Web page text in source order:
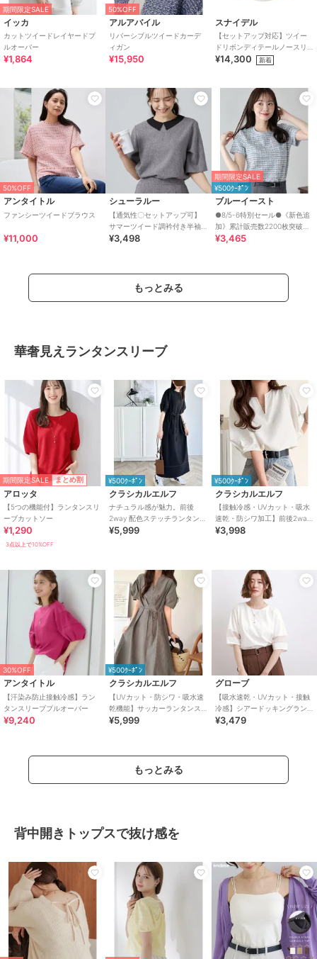
期間限定SALE
イッカ
カットツイードレイヤードプ
ルオーバー
¥1,864
50%OFF
アルアバイル
リバーシブルツイードカーデ
ィガン
¥15,950
スナイデル
【セットアップ対応】ツイー
ドリボンディテールノースリ
ブラウス
¥14,300 新着
50%OFF
アンタイトル
ファンシーツイードブラウス
¥11,000
シューラルー
【通気性〇セットアップ可】
サマーツイード調衿付き半袖
ブラウス
¥3,498
期間限定SALE
¥500ｸｰﾎﾟﾝ
ブルーイースト
●8/5-6特別セール●《新色追
加》累計販売数2200枚突破！
ツイード調カットソー
¥3,465
もっとみる
華奢見えランタンスリーブ
期間限定SALE まとめ割
アロッタ
【5つの機能付】ランタンスリ
ーブカットソー
¥1,290
3点以上で10%OFF
¥500ｸｰﾎﾟﾝ
クラシカルエルフ
ナチュラル感が魅力。前後
2way 配色ステッチランタンス
リーブワンピース
¥5,999
¥500ｸｰﾎﾟﾝ
クラシカルエルフ
【接触冷感・UVカット・吸水
速乾・防シワ加工】前後2way
配色ステッチランタンスリー
¥3,998
30%OFF
アンタイトル
【汗染み防止接触冷感】ラン
タンスリーブプルオーバー
¥9,240
¥500ｸｰﾎﾟﾝ
クラシカルエルフ
【UVカット・防シワ・吸水速
乾機能】サッカーランタンス
リーブステッチタックワンピ
¥5,999
グローブ
【吸水速乾・UVカット・接触
冷感】シアードッキングラン
タンスリーブTシャツ
¥3,479
もっとみる
背中開きトップスで抜け感を